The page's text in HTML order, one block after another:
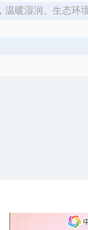
温暖湿润、生态环